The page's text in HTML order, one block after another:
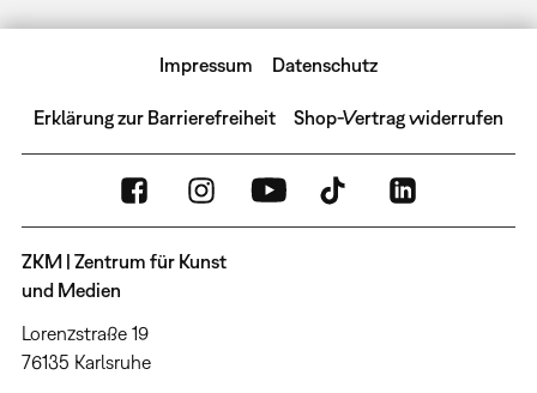
Impressum Datenschutz
Erklärung zur Barrierefreiheit Shop-Vertrag widerrufen
ZKM | Zentrum für Kunst
und Medien
Lorenzstraße 19
76135 Karlsruhe